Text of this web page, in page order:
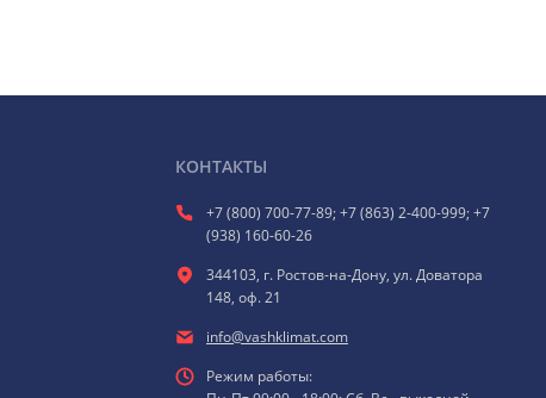
КОНТАКТЫ
+7 (800) 700-77-89; +7 (863) 2-400-999; +7
(938) 160-60-26
344103, г. Ростов-на-Дону, ул. Доватора
148, оф. 21
info@vashklimat.com
Режим работы: